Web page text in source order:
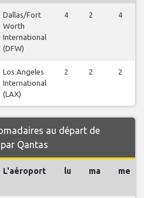
Dallas/Fort
Worth
International
(DFW)
4 2 4
Los Angeles
International
(LAX)
2 2 2
au départ de
Qantas
L'aéroport lu ma me